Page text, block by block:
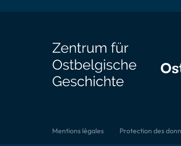
Mentions légales Protection des